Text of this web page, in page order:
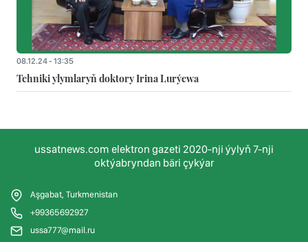
08.12.24 - 13:35
Tehniki ylymlaryň doktory Irina Lurýewa
ussatnews.com elektron gazeti 2020-nji ýylyň 7-nji
oktýabryndan bäri çykýar
Aşgabat, Turkmenistan
+99365692927
ussa777@mail.ru